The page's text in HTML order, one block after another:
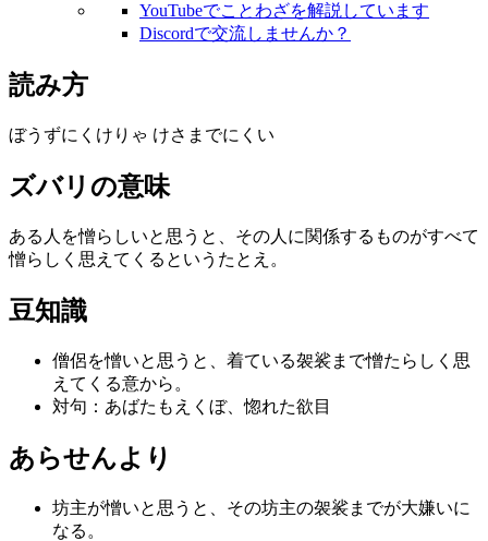
YouTubeでことわざを解説しています
Discordで交流しませんか？
読み方
ぼうずにくけりゃ けさまでにくい
ズバリの意味
ある人を憎らしいと思うと、その人に関係するものがすべて
憎らしく思えてくるというたとえ。
豆知識
僧侶を憎いと思うと、着ている袈裟まで憎たらしく思
えてくる意から。
対句：あばたもえくぼ、惚れた欲目
あらせんより
坊主が憎いと思うと、その坊主の袈裟までが大嫌いに
なる。